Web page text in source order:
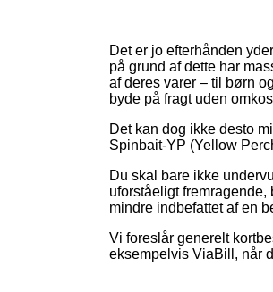
Det er jo efterhånden
på grund af dette har
af deres varer – til børn
byde på fragt uden
Det kan dog ikke desto
Spinbait-YP (Yellow
Du skal bare ikke
uforståeligt
mindre indbefattet af en
Vi foreslår generelt
eksempelvis ViaBill, når